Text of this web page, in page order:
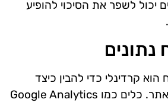
יכול לשפר את הסיכוי להופיע
נתונים
קרדינלי כדי להבין כיצד
הגולשים מתנהגים באתר. כלים כמו Google Analytics